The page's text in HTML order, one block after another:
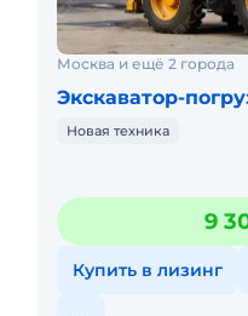
Москва и ещё 2 города
Экскаватор-
Новая техника
9
Купить в лизинг